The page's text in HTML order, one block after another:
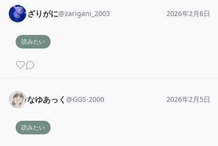
ざりがに@zarigani_2003 2026年2月6日
読みたい
なゆあっく @GGS-2000 2026年2月5日
読みたい